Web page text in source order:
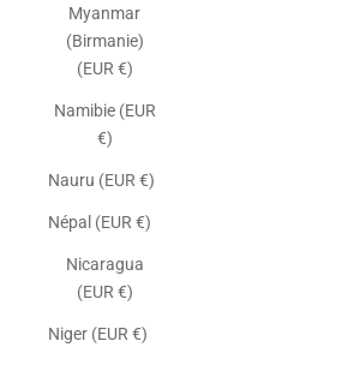
Myanmar
(Birmanie)
(EUR €)
Namibie (EUR
€)
Nauru (EUR €)
Népal (EUR €)
Nicaragua
(EUR €)
Niger (EUR €)